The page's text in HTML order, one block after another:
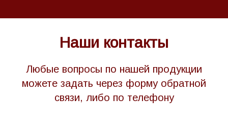
Наши контакты
Любые вопросы по нашей продукции
можете задать через форму обратной
связи, либо по телефону